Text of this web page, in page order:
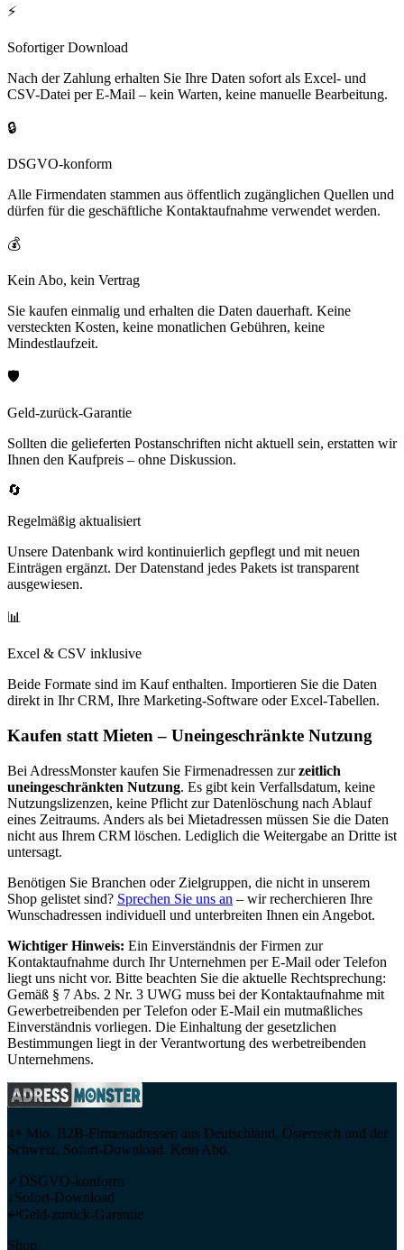
⚡
Sofortiger Download
Nach der Zahlung erhalten Sie Ihre Daten sofort als Excel- und
CSV-Datei per E-Mail – kein Warten, keine manuelle Bearbeitung.
🔒
DSGVO-konform
Alle Firmendaten stammen aus öffentlich zugänglichen Quellen und
dürfen für die geschäftliche Kontaktaufnahme verwendet werden.
💰
Kein Abo, kein Vertrag
Sie kaufen einmalig und erhalten die Daten dauerhaft. Keine
versteckten Kosten, keine monatlichen Gebühren, keine
Mindestlaufzeit.
🛡️
Geld-zurück-Garantie
Sollten die gelieferten Postanschriften nicht aktuell sein, erstatten wir
Ihnen den Kaufpreis – ohne Diskussion.
🔄
Regelmäßig aktualisiert
Unsere Datenbank wird kontinuierlich gepflegt und mit neuen
Einträgen ergänzt. Der Datenstand jedes Pakets ist transparent
ausgewiesen.
📊
Excel & CSV inklusive
Beide Formate sind im Kauf enthalten. Importieren Sie die Daten
direkt in Ihr CRM, Ihre Marketing-Software oder Excel-Tabellen.
Kaufen statt Mieten – Uneingeschränkte Nutzung
Bei AdressMonster kaufen Sie Firmenadressen zur zeitlich
uneingeschränkten Nutzung. Es gibt kein Verfallsdatum, keine
Nutzungslizenzen, keine Pflicht zur Datenlöschung nach Ablauf
eines Zeitraums. Anders als bei Mietadressen müssen Sie die Daten
nicht aus Ihrem CRM löschen. Lediglich die Weitergabe an Dritte ist
untersagt.
Benötigen Sie Branchen oder Zielgruppen, die nicht in unserem
Shop gelistet sind? Sprechen Sie uns an – wir recherchieren Ihre
Wunschadressen individuell und unterbreiten Ihnen ein Angebot.
Wichtiger Hinweis: Ein Einverständnis der Firmen zur
Kontaktaufnahme durch Ihr Unternehmen per E-Mail oder Telefon
liegt uns nicht vor. Bitte beachten Sie die aktuelle Rechtsprechung:
Gemäß § 7 Abs. 2 Nr. 3 UWG muss bei der Kontaktaufnahme mit
Gewerbetreibenden per Telefon oder E-Mail ein mutmaßliches
Einverständnis vorliegen. Die Einhaltung der gesetzlichen
Bestimmungen liegt in der Verantwortung des werbetreibenden
Unternehmens.
4+ Mio. B2B-Firmenadressen aus Deutschland, Österreich und der
Schweiz. Sofort-Download. Kein Abo.
✓ DSGVO-konform
↓Sofort-Download
↩Geld-zurück-Garantie
Shop